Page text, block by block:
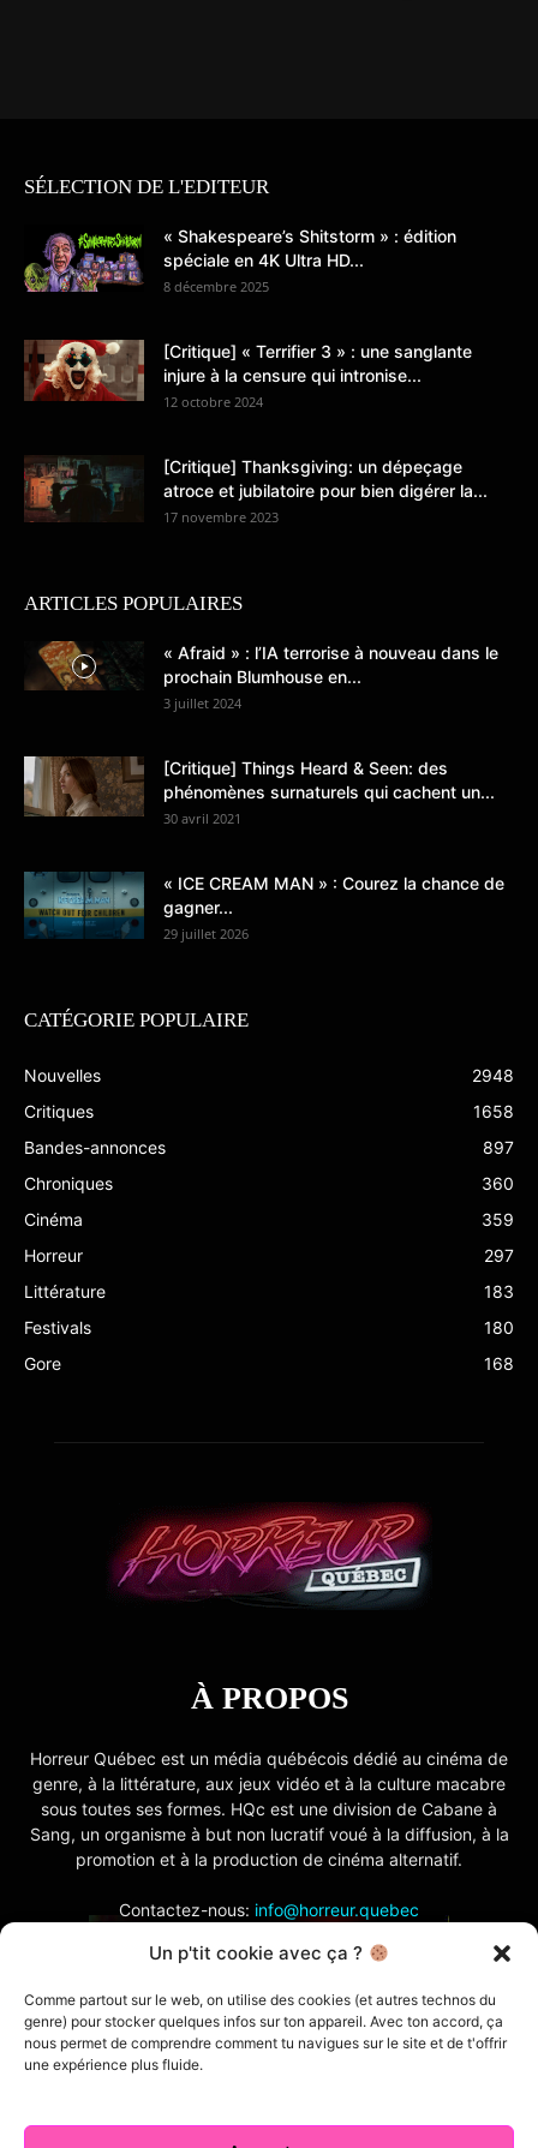
Un p'tit cookie avec ça ?
Comme partout sur le web, on utilise des cookies (et autres technos du
genre) pour stocker quelques infos sur ton appareil. Avec ton accord, ça
nous permet de comprendre comment tu navigues sur le site et de t'offrir
une expérience plus fluide.
SÉLECTION DE L'EDITEUR
« Shakespeare’s Shitstorm » : édition
spéciale en 4K Ultra HD...
8 décembre 2025
[Critique] « Terrifier 3 » : une sanglante
injure à la censure qui intronise...
12 octobre 2024
[Critique] Thanksgiving: un dépeçage
atroce et jubilatoire pour bien digérer la...
17 novembre 2023
ARTICLES POPULAIRES
« Afraid » : l’IA terrorise à nouveau dans le
prochain Blumhouse en...
3 juillet 2024
[Critique] Things Heard & Seen: des
phénomènes surnaturels qui cachent un...
30 avril 2021
« ICE CREAM MAN » : Courez la chance de
gagner...
29 juillet 2026
CATÉGORIE POPULAIRE
Nouvelles
2948
Critiques
1658
Bandes-annonces
897
Chroniques
360
Cinéma
359
Horreur
297
Littérature
183
Festivals
180
Gore
168
À PROPOS
Horreur Québec est un média québécois dédié au cinéma de
genre, à la littérature, aux jeux vidéo et à la culture macabre
sous toutes ses formes. HQc est une division de Cabane à
Sang, un organisme à but non lucratif voué à la diffusion, à la
promotion et à la production de cinéma alternatif.
Contactez-nous: info@horreur.quebec
SUIVEZ NOUS